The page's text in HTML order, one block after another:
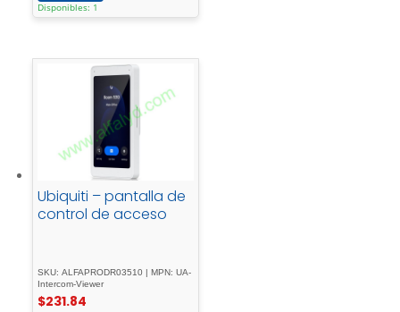
Disponibles: 1
Ubiquiti – pantalla de
control de acceso
SKU: ALFAPRODR03510 | MPN: UA-
Intercom-Viewer
$231.84